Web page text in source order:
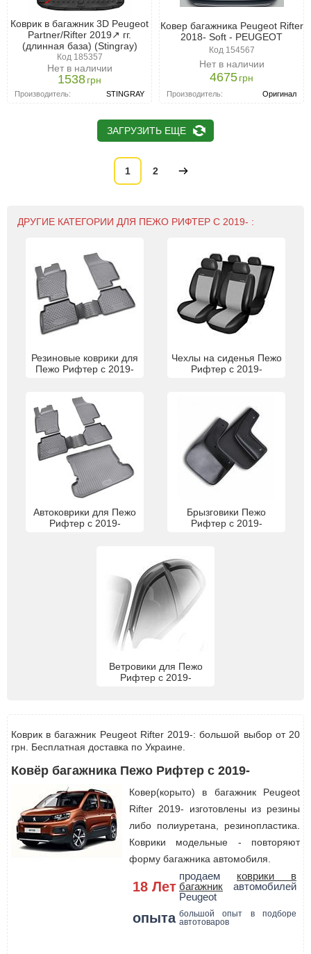
Коврик в багажник 3D Peugeot
Partner/Rifter 2019↗ гг.
(длинная база) (Stingray)
Код 185357
Нет в наличии
1538грн
Производитель: STINGRAY
Ковер багажника Peugeot Rifter
2018- Soft - PEUGEOT
Код 154567
Нет в наличии
4675грн
Производитель: Оригинал
ЗАГРУЗИТЬ ЕЩЕ
1 2
ДРУГИЕ КАТЕГОРИИ ДЛЯ ПЕЖО РИФТЕР С 2019- :
Резиновые коврики для
Пежо Рифтер с 2019-
Чехлы на сиденья Пежо
Рифтер с 2019-
Автоковрики для Пежо
Рифтер с 2019-
Брызговики Пежо
Рифтер с 2019-
Ветровики для Пежо
Рифтер с 2019-
Коврик в багажник Peugeot Rifter 2019-: большой выбор от 20
грн. Бесплатная доставка по Украине.
Ковёр багажника Пежо Рифтер с 2019-
Ковер(корыто) в багажник Peugeot
Rifter 2019- изготовлены из резины
либо полиуретана, резинопластика.
Коврики модельные - повторяют
форму багажника автомобиля.
18 Лет
продаем коврики в
багажник автомобилей
Peugeot
опыта большой опыт в подборе
автотоваров